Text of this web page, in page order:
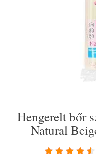
Hengerelt bőr
Natural